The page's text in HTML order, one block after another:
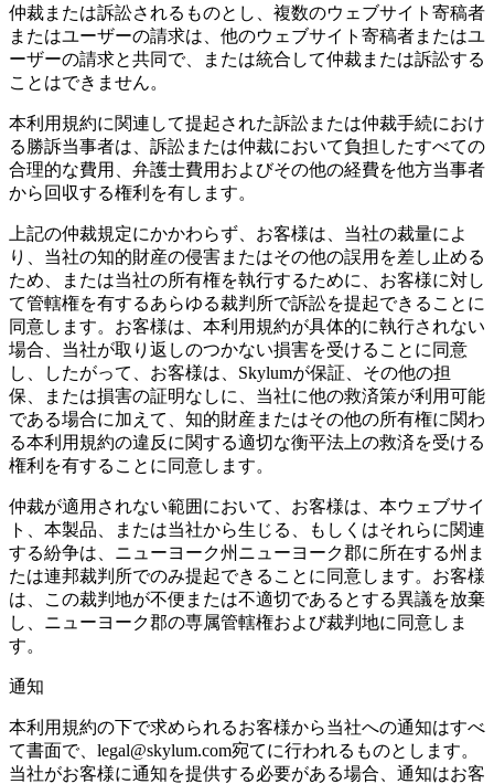
仲裁または訴訟されるものとし、複数のウェブサイト寄稿者
またはユーザーの請求は、他のウェブサイト寄稿者またはユ
ーザーの請求と共同で、または統合して仲裁または訴訟する
ことはできません。
本利用規約に関連して提起された訴訟または仲裁手続におけ
る勝訴当事者は、訴訟または仲裁において負担したすべての
合理的な費用、弁護士費用およびその他の経費を他方当事者
から回収する権利を有します。
上記の仲裁規定にかかわらず、お客様は、当社の裁量によ
り、当社の知的財産の侵害またはその他の誤用を差し止める
ため、または当社の所有権を執行するために、お客様に対し
て管轄権を有するあらゆる裁判所で訴訟を提起できることに
同意します。お客様は、本利用規約が具体的に執行されない
場合、当社が取り返しのつかない損害を受けることに同意
し、したがって、お客様は、Skylumが保証、その他の担
保、または損害の証明なしに、当社に他の救済策が利用可能
である場合に加えて、知的財産またはその他の所有権に関わ
る本利用規約の違反に関する適切な衡平法上の救済を受ける
権利を有することに同意します。
仲裁が適用されない範囲において、お客様は、本ウェブサイ
ト、本製品、または当社から生じる、もしくはそれらに関連
する紛争は、ニューヨーク州ニューヨーク郡に所在する州ま
たは連邦裁判所でのみ提起できることに同意します。お客様
は、この裁判地が不便または不適切であるとする異議を放棄
し、ニューヨーク郡の専属管轄権および裁判地に同意しま
す。
通知
本利用規約の下で求められるお客様から当社への通知はすべ
て書面で、legal@skylum.com宛てに行われるものとします。
当社がお客様に通知を提供する必要がある場合、通知はお客